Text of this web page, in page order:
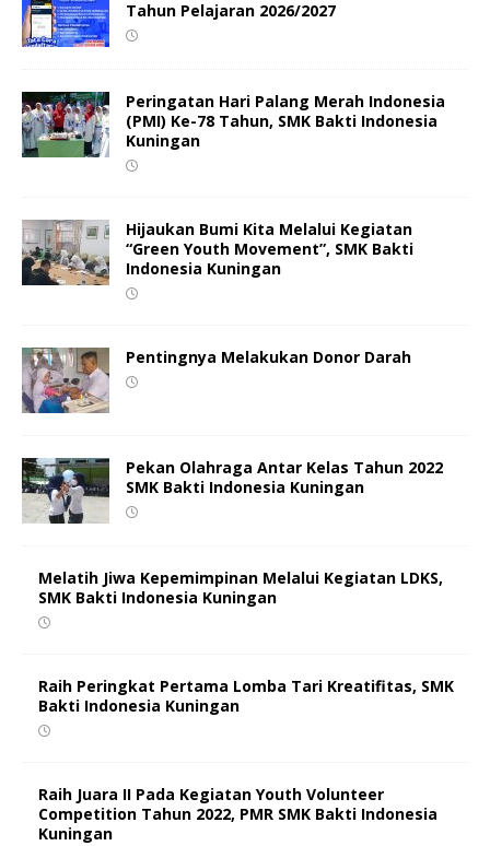
Tahun Pelajaran 2026/2027
Peringatan Hari Palang Merah Indonesia
(PMI) Ke-78 Tahun, SMK Bakti Indonesia
Kuningan
Hijaukan Bumi Kita Melalui Kegiatan
“Green Youth Movement”, SMK Bakti
Indonesia Kuningan
Pentingnya Melakukan Donor Darah
Pekan Olahraga Antar Kelas Tahun 2022
SMK Bakti Indonesia Kuningan
Melatih Jiwa Kepemimpinan Melalui Kegiatan LDKS,
SMK Bakti Indonesia Kuningan
Raih Peringkat Pertama Lomba Tari Kreatifitas, SMK
Bakti Indonesia Kuningan
Raih Juara II Pada Kegiatan Youth Volunteer
Competition Tahun 2022, PMR SMK Bakti Indonesia
Kuningan